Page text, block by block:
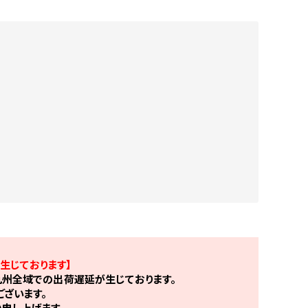
ております】
全域での出荷遅延が生じております。
います。